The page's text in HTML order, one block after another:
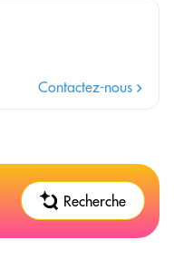
Contactez-nous
Recherche